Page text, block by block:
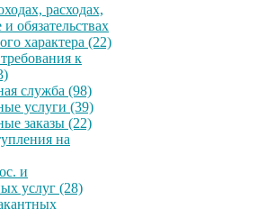
расходах,
обязательствах
характера (22)
к
служба (98)
услуги (39)
заказы (22)
на
и
услуг (28)